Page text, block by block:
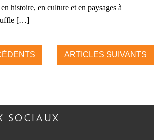
histoire, en culture et en paysages à
[…]
ARTICLES SUIVANTS
SOCIAUX